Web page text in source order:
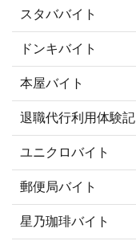
スタババイト
ドンキバイト
本屋バイト
退職代行利用体験記
ユニクロバイト
郵便局バイト
星乃珈琲バイト